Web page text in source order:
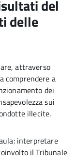
del
delle
attraverso
comprendere a
dei
sui
illecite.
interpretare
il Tribunale